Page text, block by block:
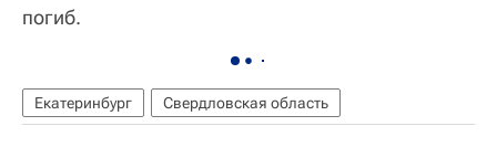
погиб.
Екатеринбург Свердловская область